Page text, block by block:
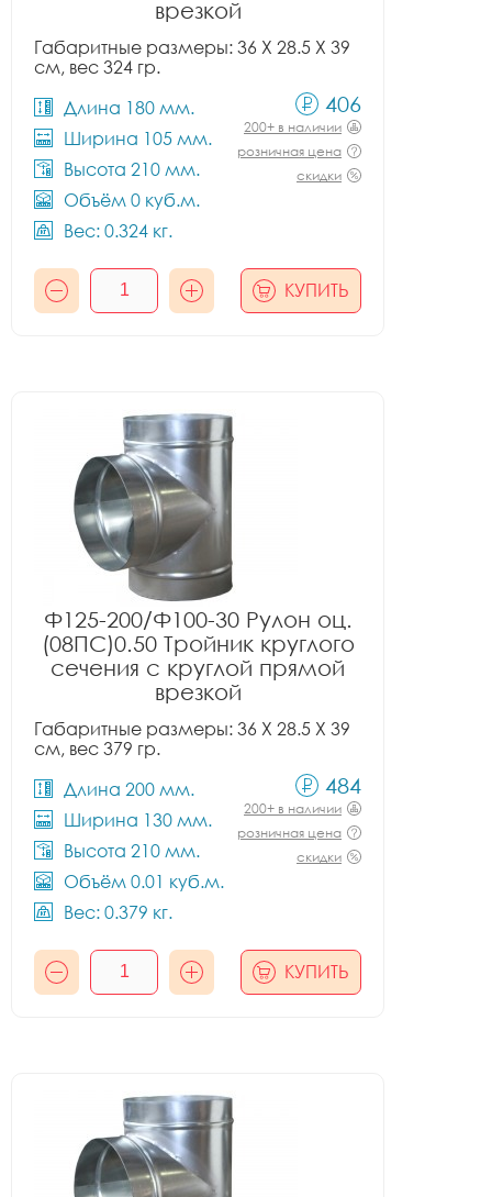
врезкой
Габаритные размеры: 36 X 28.5 X 39
см, вес 324 гр.
Длина 180 мм.
Ширина 105 мм.
Высота 210 мм.
Объём 0 куб.м.
Вес: 0.324 кг.
406
200+ в наличии
розничная цена
скидки
КУПИТЬ
Ф125-200/Ф100-30 Рулон оц.
(08ПС)0.50 Тройник круглого
сечения с круглой прямой
врезкой
Габаритные размеры: 36 X 28.5 X 39
см, вес 379 гр.
Длина 200 мм.
Ширина 130 мм.
Высота 210 мм.
Объём 0.01 куб.м.
Вес: 0.379 кг.
484
200+ в наличии
розничная цена
скидки
КУПИТЬ